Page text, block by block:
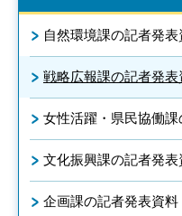
自然環境課の記者発表
戦略広報課の記者発表
女性活躍・県民協働課
文化振興課の記者発表
企画課の記者発表資料